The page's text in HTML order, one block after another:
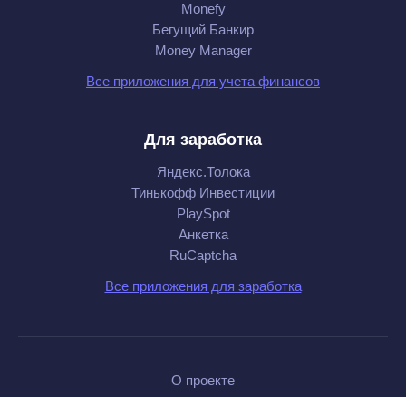
Monefy
Бегущий Банкир
Money Manager
Все приложения для учета финансов
Для заработка
Яндекс.Толока
Тинькофф Инвестиции
PlaySpot
Анкетка
RuCaptcha
Все приложения для заработка
О проекте